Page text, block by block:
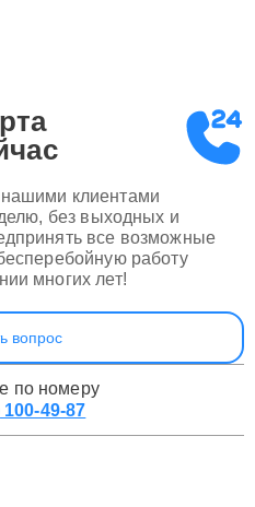
клиентами
без выходных и
все возможные
работу
многих лет!
вопрос
по номеру
100-49-87